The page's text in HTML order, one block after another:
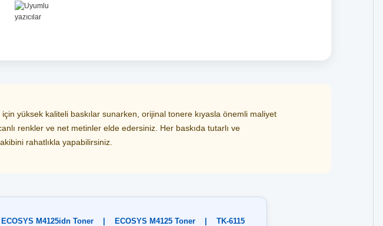
yüksek kaliteli baskılar sunarken, orijinal tonere kıyasla önemli maliyet
renkler ve net metinler elde edersiniz. Her baskıda tutarlı ve
rahatlıkla yapabilirsiniz.
ECOSYS M4125idn Toner ECOSYS M4125 Toner
TK-6115